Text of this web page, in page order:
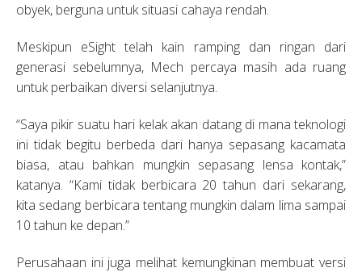
obyek, berguna untuk situasi cahaya rendah.
Meskipun eSight telah kain ramping dan ringan dari
generasi sebelumnya, Mech percaya masih ada ruang
untuk perbaikan diversi selanjutnya.
“Saya pikir suatu hari kelak akan datang di mana teknologi
ini tidak begitu berbeda dari hanya sepasang kacamata
biasa, atau bahkan mungkin sepasang lensa kontak,”
katanya. “Kami tidak berbicara 20 tahun dari sekarang,
kita sedang berbicara tentang mungkin dalam lima sampai
10 tahun ke depan.”
Perusahaan ini juga melihat kemungkinan membuat versi